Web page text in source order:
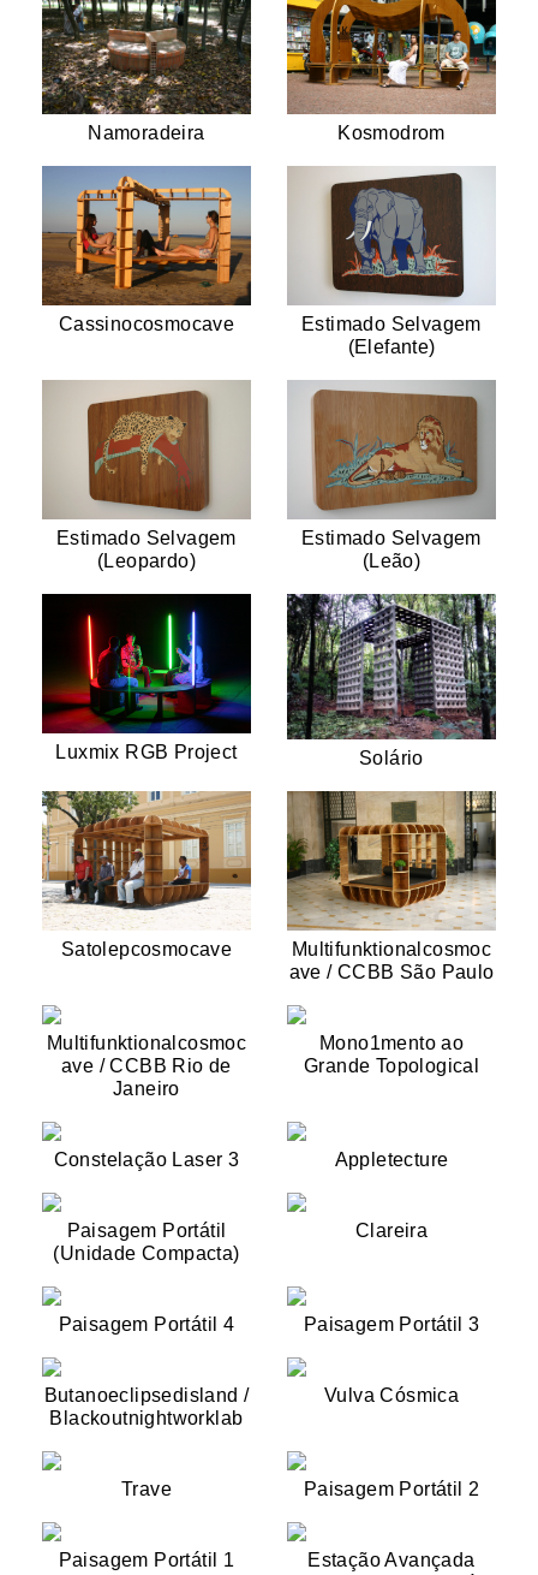
Namoradeira Kosmodrom
Cassinocosmocave
Estimado Selvagem
(Elefante)
Estimado Selvagem
(Leopardo)
Estimado Selvagem
(Leão)
Luxmix RGB Project Solário
Satolepcosmocave
Multifunktionalcosmoc
ave / CCBB São Paulo
Multifunktionalcosmoc
ave / CCBB Rio de
Janeiro
Mono1mento ao
Grande Topological
Constelação Laser 3 Appletecture
Paisagem Portátil
(Unidade Compacta)
Clareira
Paisagem Portátil 4 Paisagem Portátil 3
Butanoeclipsedisland /
Blackoutnightworklab
Vulva Cósmica
Trave Paisagem Portátil 2
Paisagem Portátil 1
Estação Avançada